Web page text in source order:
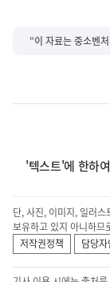
“이 자료는 중소벤
'텍스트'에 한하
단, 사진, 이미지, 일러
보유하고 있지 아니하므
저작권정책
담당자